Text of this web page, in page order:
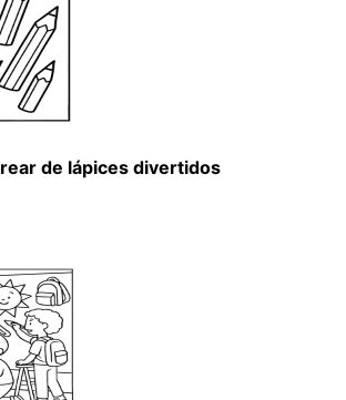
de lápices divertidos